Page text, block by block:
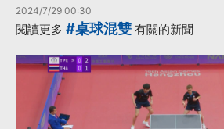
2024/7/29 00:30
閱讀更多 #桌球混雙 有關的新聞